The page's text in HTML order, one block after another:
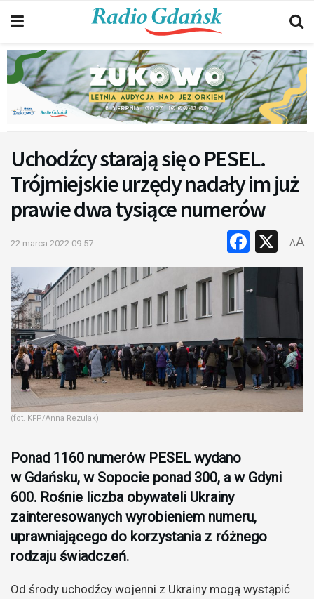
Uchodźcy starają się o PESEL.
Trójmiejskie urzędy nadały im już
prawie dwa tysiące numerów
22 marca 2022 09:57 X
AA
(fot. KFP/Anna Rezulak)
Ponad 1160 numerów PESEL wydano
w Gdańsku, w Sopocie ponad 300, a w Gdyni
600. Rośnie liczba obywateli Ukrainy
zainteresowanych wyrobieniem numeru,
uprawniającego do korzystania z różnego
rodzaju świadczeń.
Od środy uchodźcy wojenni z Ukrainy mogą wystąpić